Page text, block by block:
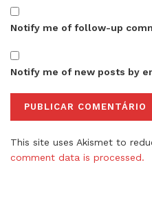
Notify me of follow-up
Notify me of new posts by
This site uses Akismet to
comment data is processed.